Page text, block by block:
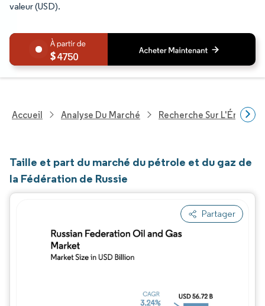
valeur (USD).
4750
Accueil Analyse Du Marché Recherche Sur
Taille et part du marché du pétrole et du gaz de
la Fédération de Russie
Partager